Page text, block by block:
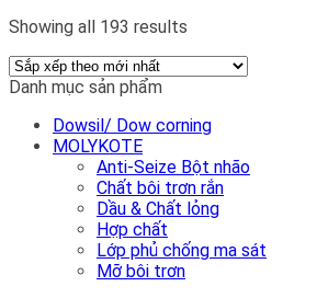
Showing all 193 results
Danh mục sản phẩm
Dowsil/ Dow corning
MOLYKOTE
Anti-Seize Bột nhão
Chất bôi trơn rắn
Dầu & Chất lỏng
Hợp chất
Lớp phủ chống ma sát
Mỡ bôi trơn